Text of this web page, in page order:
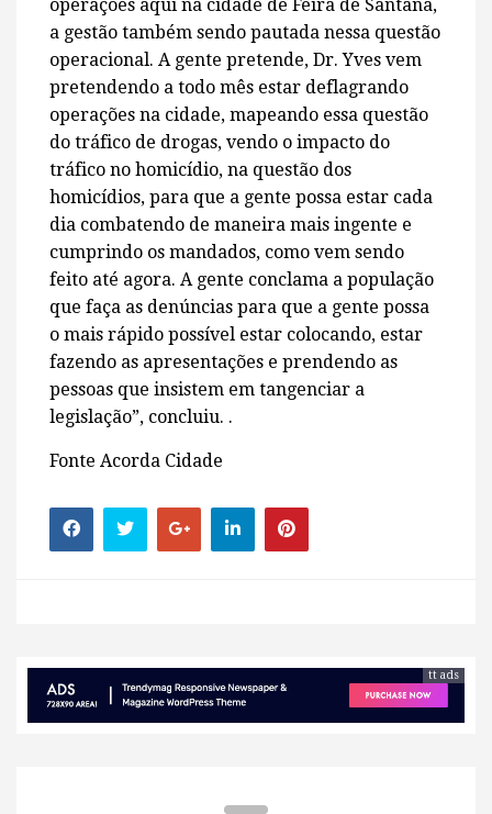
operações aqui na cidade de Feira de Santana,
a gestão também sendo pautada nessa questão
operacional. A gente pretende, Dr. Yves vem
pretendendo a todo mês estar deflagrando
operações na cidade, mapeando essa questão
do tráfico de drogas, vendo o impacto do
tráfico no homicídio, na questão dos
homicídios, para que a gente possa estar cada
dia combatendo de maneira mais ingente e
cumprindo os mandados, como vem sendo
feito até agora. A gente conclama a população
que faça as denúncias para que a gente possa
o mais rápido possível estar colocando, estar
fazendo as apresentações e prendendo as
pessoas que insistem em tangenciar a
legislação”, concluiu. .
Fonte Acorda Cidade
tt ads